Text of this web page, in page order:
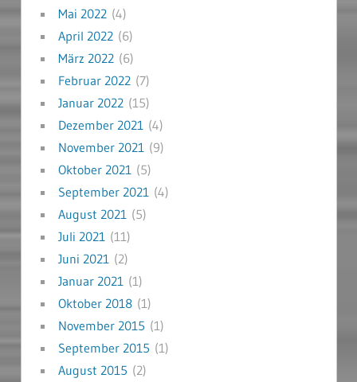
Mai 2022(4)
April 2022(6)
März 2022(6)
Februar 2022(7)
Januar 2022(15)
Dezember 2021 (4)
November 2021 (9)
Oktober 2021 (5)
September 2021 (4)
August 2021 (5)
Juli 2021 (11)
Juni 2021 (2)
Januar 2021 (1)
Oktober 2018(1)
November 2015 (1)
September 2015 (1)
August 2015 (2)